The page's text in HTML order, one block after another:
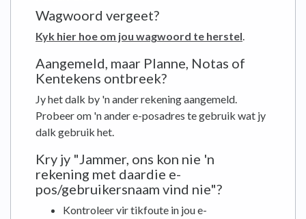
Wagwoord vergeet?
Kyk hier hoe om jou wagwoord te herstel.
Aangemeld, maar Planne, Notas of
Kentekens ontbreek?
Jy het dalk by 'n ander rekening aangemeld.
Probeer om 'n ander e-posadres te gebruik wat jy
dalk gebruik het.
Kry jy "Jammer, ons kon nie 'n
rekening met daardie e-
pos/gebruikersnaam vind nie"?
Kontroleer vir tikfoute in jou e-